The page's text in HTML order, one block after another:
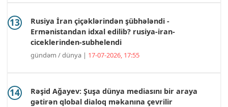
Rusiya İran çiçəklərindən şübhələndi -
Ermənistandan idxal edilib? rusiya-iran-
ciceklerinden-subhelendi
gündəm / dünya | 17-07-2026, 17:55
Rəşid Ağayev: Şuşa dünya mediasını bir araya
gətirən qlobal dialoq məkanına çevrilir